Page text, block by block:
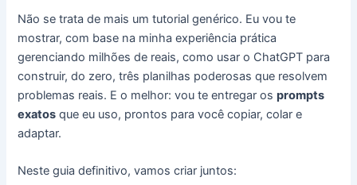
Não se trata de mais um tutorial genérico. Eu vou te
mostrar, com base na minha experiência prática
gerenciando milhões de reais, como usar o ChatGPT para
construir, do zero, três planilhas poderosas que resolvem
problemas reais. E o melhor: vou te entregar osprompts
exatos que eu uso, prontos para você copiar, colar e
adaptar.
Neste guia definitivo, vamos criar juntos: